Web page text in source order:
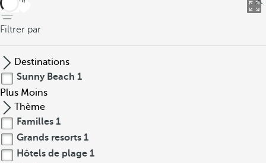
Filtrer par
Destinations
Sunny Beach 1
Plus Moins
Thème
Familles 1
Grands resorts 1
Hôtels de plage 1